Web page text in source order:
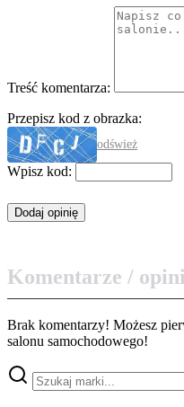
Treść komentarza:
Przepisz kod z obrazka:
odśwież
Wpisz kod:
Komentarze /
Brak komentarzy! Możesz
salonu samochodowego!